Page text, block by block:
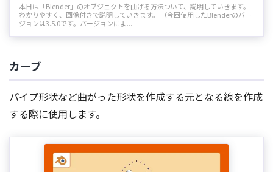
本日は「Blender」のオブジェクトを曲げる方法ついて、説明していきます。
わかりやすく、画像付きで説明していきます。 （今回使用したBlenderのバー
ジョンは3.5.0です。バージョンによ...
カーブ
パイプ形状など曲がった形状を作成する元となる線を作成
する際に使用します。